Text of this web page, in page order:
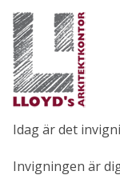
Idag är det
Invigningen är